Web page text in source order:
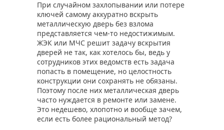
При случайном захлопывании или потере
ключей самому аккуратно вскрыть
металлическую дверь без взлома
представляется чем-то недостижимым.
ЖЭК или МЧС решит задачу вскрытия
дверей не так, как хотелось бы, ведь у
сотрудников этих ведомств есть задача
попасть в помещение, но целостность
конструкции они сохранять не обязаны.
Поэтому после них металлическая дверь
часто нуждается в ремонте или замене.
Это недешево, хлопотно и вообще зачем,
если есть более рациональный метод?